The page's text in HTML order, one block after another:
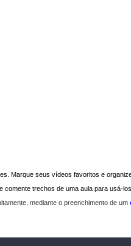
Marque seus vídeos favoritos e
trechos de uma aula para usá-
mediante o preenchimento de um